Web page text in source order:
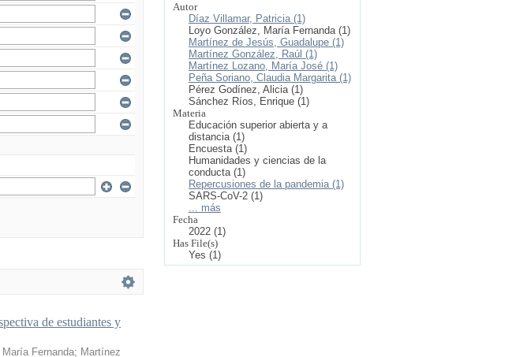
de estudiantes y
Fernanda; Martínez
Autor
Díaz Villamar, Patricia (1)
Loyo González, María Fernanda (1)
Martínez de Jesús, Guadalupe (1)
Martínez González, Raúl (1)
Martínez Lozano, María José (1)
Peña Soriano, Claudia Margarita (1)
Pérez Godínez, Alicia (1)
Sánchez Ríos, Enrique (1)
Materia
Educación superior abierta y a
distancia (1)
Encuesta (1)
Humanidades y ciencias de la
conducta (1)
Repercusiones de la pandemia (1)
SARS-CoV-2 (1)
... más
Fecha
2022 (1)
Has File(s)
Yes (1)